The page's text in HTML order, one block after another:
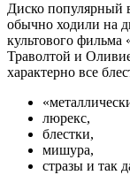
Диско популярный
обычно ходили на
культового фильма
Траволтой и
характерно все
люрекс,
блестки,
мишура,
стразы и так